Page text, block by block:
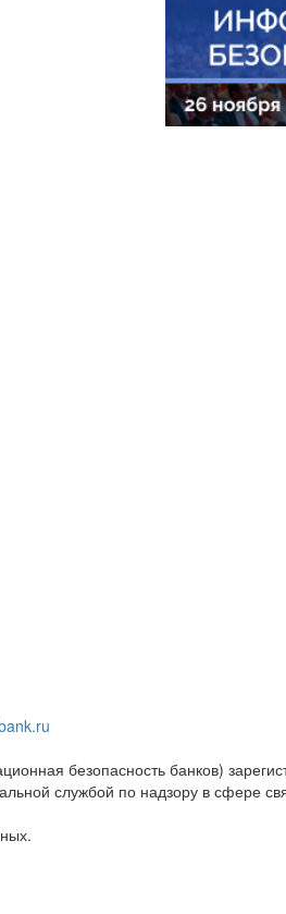
безопасность банков)
службой по надзору в сфере